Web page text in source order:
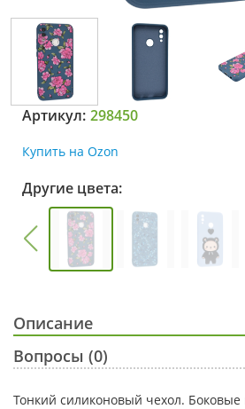
Артикул: 298450
Купить на Ozon
Другие цвета:
Описание
Вопросы (0)
Тонкий силиконовый чехол. Боковые